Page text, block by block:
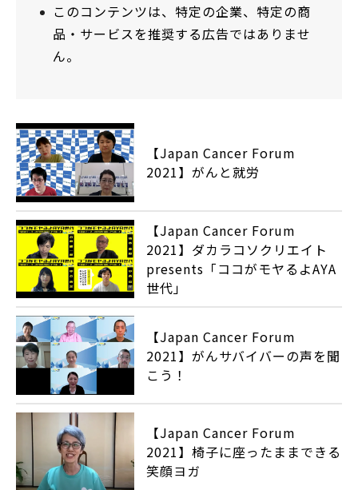
このコンテンツは、特定の企業、特定の商
品・サービスを推奨する広告ではありませ
ん。
【Japan Cancer Forum
2021】がんと就労
【Japan Cancer Forum
2021】ダカラコソクリエイト
presents「ココがモヤるよAYA
世代」
【Japan Cancer Forum
2021】がんサバイバーの声を聞
こう！
【Japan Cancer Forum
2021】椅子に座ったままできる
笑顔ヨガ